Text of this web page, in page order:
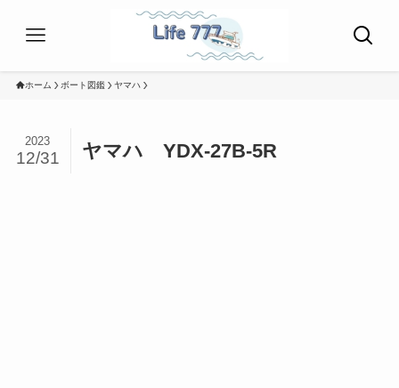
ホーム ボート図鑑 ヤマハ
ヤマハ YDX-27B-5R
2023
12/31